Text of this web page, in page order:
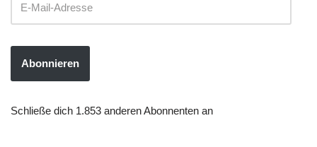
Abonnieren
Schließe dich 1.853 anderen Abonnenten an